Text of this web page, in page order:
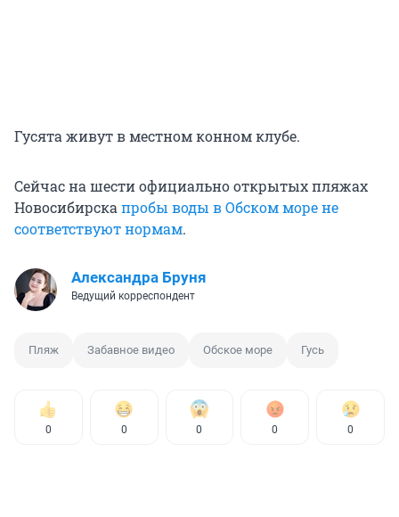
Гусята живут в местном конном клубе.
Сейчас на шести официально открытых пляжах
Новосибирскапробы воды в Обском море не
соответствуют нормам.
Александра Бруня
Ведущий корреспондент
Пляж Забавное видео Обское море Гусь
0 0 0 0 0